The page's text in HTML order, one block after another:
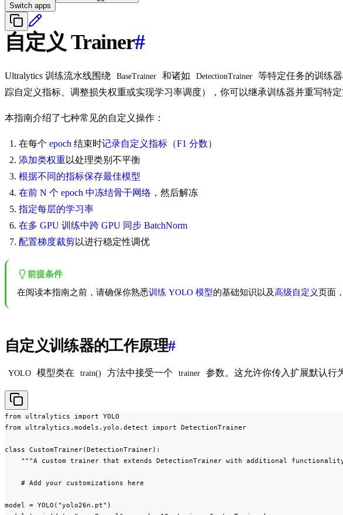
Switch apps
自定义 Trainer#
Ultralytics 训练流水线围绕 BaseTrainer 和诸如 DetectionTrainer
等特定任务的训练
踪自定义指标、调整损失权重或实现学习率调度），你可以继承训练器并重写特定
本指南介绍了七种常见的自定义操作：
在每个 epoch 结束时记录自定义指标（F1 分数）
添加类权重以处理类别不平衡
根据不同的指标保存最佳模型
在前 N 个 epoch 中冻结骨干网络 ，然后解冻
指定每层的学习率
在多 GPU 训练中跨 GPU 同步 BatchNorm
配置梯度裁剪以进行稳定性调优
前提条件
在阅读本指南之前，请确保你熟悉训练 YOLO 模型的基础知识以及高级自定义页面
自定义训练器的工作原理#
YOLO 模型类在 train() 方法中接受一个 trainer 参数。这允许你传入扩展默认行
from ultralytics import YOLO
from ultralytics.models.yolo.detect import DetectionTrainer
class CustomTrainer(DetectionTrainer):
"""A custom trainer that extends DetectionTrainer with additional
    # Add your customizations here
model = YOLO("yolo26n.pt")